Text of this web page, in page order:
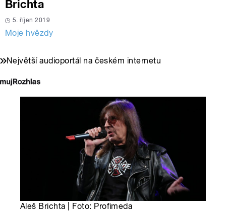
Brichta
5. říjen 2019
Moje hvězdy
Největší audioportál na českém internetu
Aleš Brichta | Foto: Profimeda